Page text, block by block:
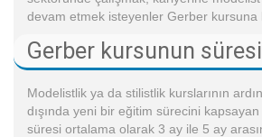
devam etmek isteyenler Gerber kursuna
Gerber kursunun
Modelistlik ya da stilistlik kurslarının
dışında yeni bir eğitim sürecini
süresi ortalama olarak 3 ay ile 5 ay